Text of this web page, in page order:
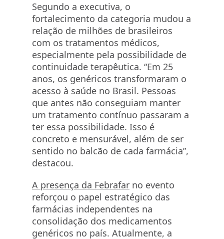
Segundo a executiva, o
fortalecimento da categoria mudou a
relação de milhões de brasileiros
com os tratamentos médicos,
especialmente pela possibilidade de
continuidade terapêutica. “Em 25
anos, os genéricos transformaram o
acesso à saúde no Brasil. Pessoas
que antes não conseguiam manter
um tratamento contínuo passaram a
ter essa possibilidade. Isso é
concreto e mensurável, além de ser
sentido no balcão de cada farmácia”,
destacou.
A presença da Febrafar no evento
reforçou o papel estratégico das
farmácias independentes na
consolidação dos medicamentos
genéricos no país. Atualmente, a